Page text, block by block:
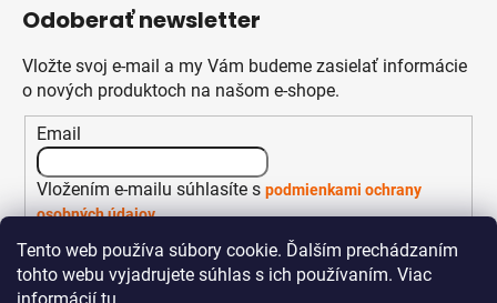
Tento web používa súbory cookie. Ďalším prechádzaním
tohto webu vyjadrujete súhlas s ich používaním. Viac
Odoberať newsletter
Vložte svoj e-mail a my Vám budeme zasielať informácie
o nových produktoch na našom e-shope.
Email
Vložením e-mailu súhlasíte s podmienkami ochrany
osobných údajov
PRIHLÁSIŤ SA